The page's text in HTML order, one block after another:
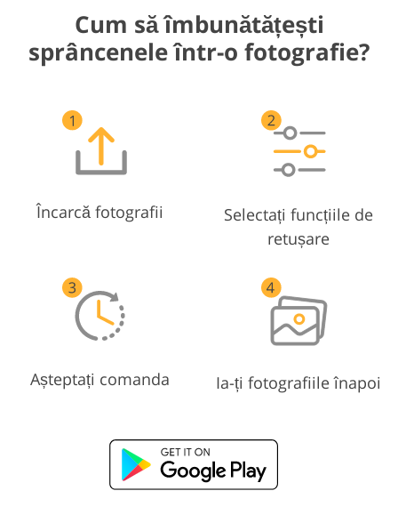
Cum să îmbunătățești
sprâncenele într-o fotografie?
Încarcă fotografii
Selectați funcțiile de
retușare
Așteptați comanda Ia-ți fotografiile înapoi